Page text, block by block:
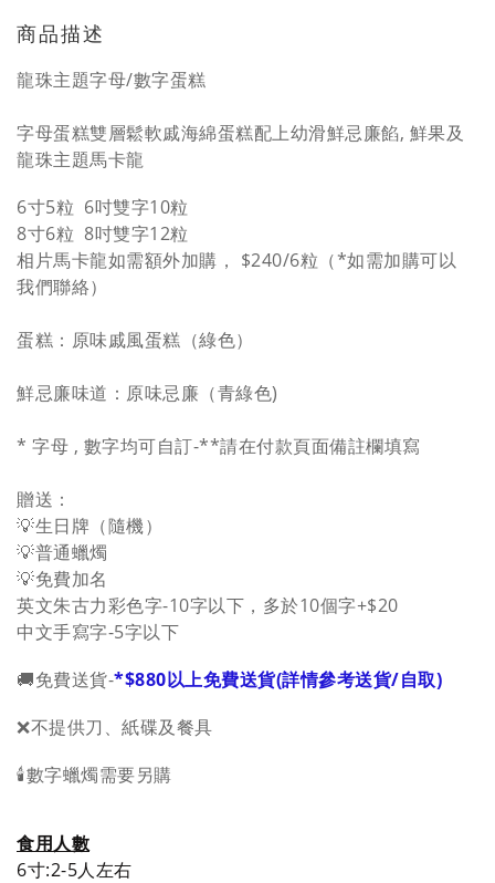
商品描述
龍珠主題字母/數字蛋糕
字母蛋糕雙層鬆軟戚海綿蛋糕配上幼滑鮮忌廉餡, 鮮果及
龍珠主題馬卡龍
6寸5粒 6吋雙字10粒
8寸6粒 8吋雙字12粒
相片馬卡龍如需額外加購， $240/6粒（*如需加購可以
我們聯絡）
蛋糕：原味戚風蛋糕（綠色）
鮮忌廉味道：原味忌廉（青綠色)
* 字母 , 數字均可自訂-**請在付款頁面備註欄填寫
贈送：
💡生日牌（隨機）
💡普通蠟燭
💡免費加名
英文朱古力彩色字-10字以下，多於10個字+$20
中文手寫字-5字以下
🚚免費送貨-*$880以上免費送貨(詳情參考送貨/自取)
❌不提供刀、紙碟及餐具
🕯️數字蠟燭需要另購
食用人數
6寸:2-5人左右